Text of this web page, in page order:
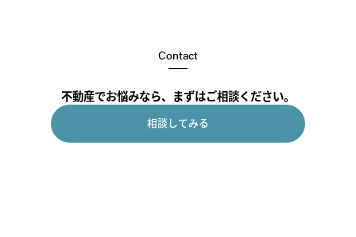
Contact
不動産でお悩みなら、まずはご相談ください。
相談してみる